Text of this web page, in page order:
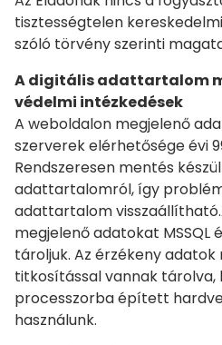
tisztességtelen
szóló törvény szerinti
A digitális adattartalom
védelmi intézkedések
A weboldalon megjelenő
szerverek elérhetősége évi
Rendszeresen mentés
adattartalomról, így
adattartalom
megjelenő adatokat MSSQL
tároljuk. Az érzékeny
titkosítással vannak tárolva,
processzorba épített
használunk.